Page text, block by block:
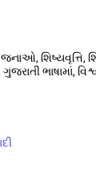
શિષ્યવૃત્તિ,
ભાષામાં,